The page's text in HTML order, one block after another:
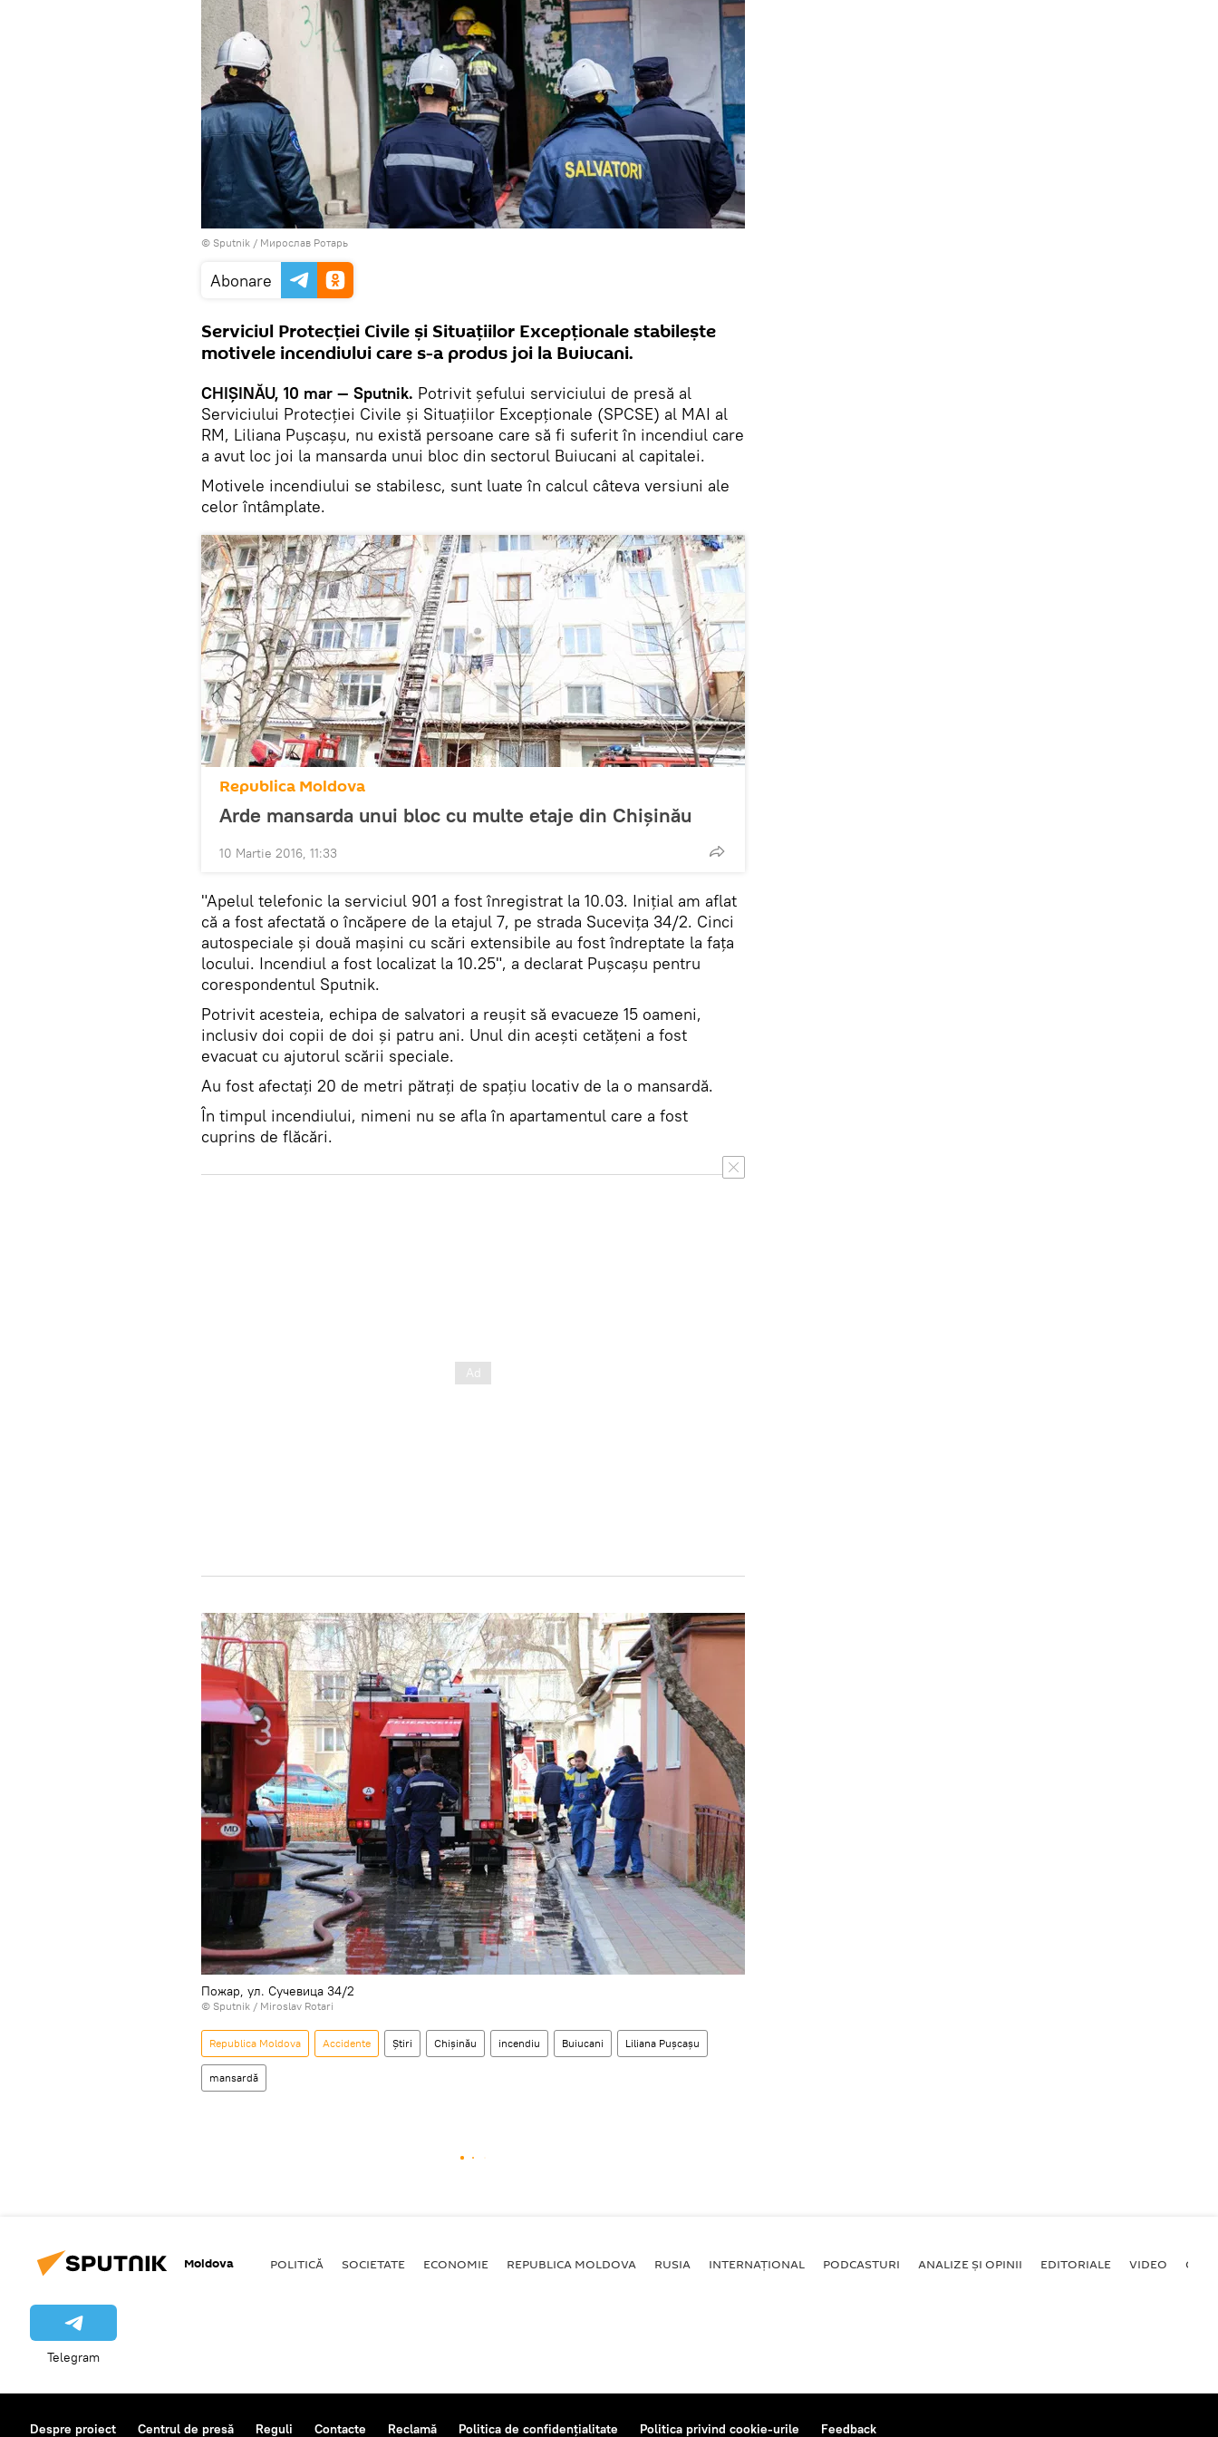
© Sputnik / Мирослав Ротарь
Abonare
Serviciul Protecției Civile și Situațiilor Excepționale stabilește
motivele incendiului care s-a produs joi la Buiucani.
CHIȘINĂU, 10 mar — Sputnik. Potrivit șefului serviciului de presă al
Serviciului Protecției Civile și Situațiilor Excepționale (SPCSE) al MAI al
RM, Liliana Pușcașu, nu există persoane care să fi suferit în incendiul care
a avut loc joi la mansarda unui bloc din sectorul Buiucani al capitalei.
Motivele incendiului se stabilesc, sunt luate în calcul câteva versiuni ale
celor întâmplate.
Republica Moldova
Arde mansarda unui bloc cu multe etaje din Chișinău
10 Martie 2016, 11:33
"Apelul telefonic la serviciul 901 a fost înregistrat la 10.03. Iniţial am aflat
că a fost afectată o încăpere de la etajul 7, pe strada Sucevița 34/2. Cinci
autospeciale și două mașini cu scări extensibile au fost îndreptate la fața
locului. Incendiul a fost localizat la 10.25", a declarat Pușcașu pentru
corespondentul Sputnik.
Potrivit acesteia, echipa de salvatori a reușit să evacueze 15 oameni,
inclusiv doi copii de doi și patru ani. Unul din acești cetățeni a fost
evacuat cu ajutorul scării speciale.
Au fost afectaţi 20 de metri pătrați de spațiu locativ de la o mansardă.
În timpul incendiului, nimeni nu se afla în apartamentul care a fost
cuprins de flăcări.
Пожар, ул. Сучевица 34/2
© Sputnik / Miroslav Rotari
Republica Moldova Accidente Știri Chișinău incendiu Buiucani Liliana Pușcașu
mansardă
Moldova POLITICĂ SOCIETATE ECONOMIE REPUBLICA MOLDOVA RUSIA INTERNAȚIONAL PODCASTURI ANALIZE ȘI OPINII EDITORIALE VIDEO
Telegram
Despre proiect Centrul de presă Reguli Contacte Reclamă Politica de confidențialitate Politica privind cookie-urile Feedback